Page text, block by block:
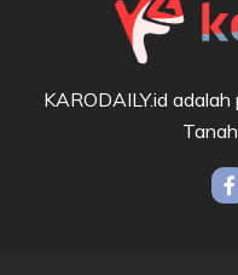
KARODAILY.id